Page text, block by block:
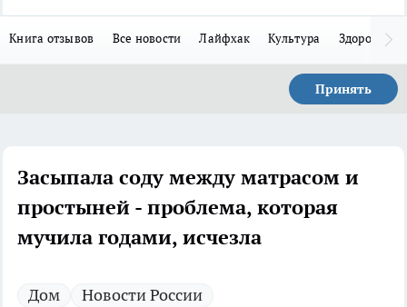
Книга отзывов Все новости Лайфхак Культура Здоровье
Принять
Засыпала соду между матрасом и
простыней - проблема, которая
мучила годами, исчезла
Дом Новости России